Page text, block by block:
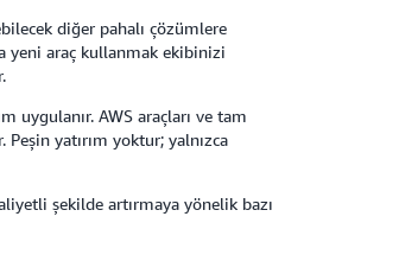
diğer pahalı çözümlere
yeni araç kullanmak ekibinizi
uygulanır. AWS araçları ve tam
yatırım yoktur; yalnızca
şekilde artırmaya yönelik bazı